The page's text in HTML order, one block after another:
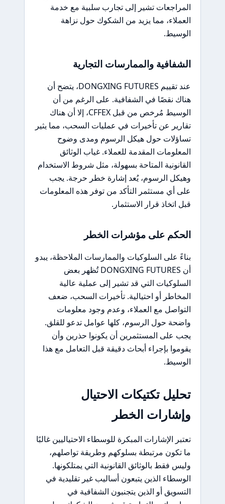
المراجعات تشير إلى تجارب سلبية مع خدمة
العملاء، مما يزيد من الشكوك حول نزاهة
الوسيط.
الشفافية والممارسات التجارية
عند تقييم DONGXING FUTURES، يتضح أن
هناك نقصًا في الشفافية. على الرغم من أن
الوسيط مُرخص من قبل CFFEX، إلا أن هناك
تقارير عن تأخيرات في عمليات السحب، مما يثير
تساؤلات حول هيكل الرسوم ومدى وضوح
المعلومات المقدمة للعملاء. غياب الوثائق
القانونية المتاحة بسهولة، مثل شروط الاستخدام
وهيكل الرسوم، يُعد إشارة خطر حرجة. يجب
على أي مستثمر التأكد من توفر هذه المعلومات
قبل اتخاذ قرار الاستثمار.
الحكم على مؤشرات الخطر
بناءً على السلوكيات والممارسات الملاحظة، يبدو
أن DONGXING FUTURES تُظهر بعض
السلوكيات التي قد تشير إلى عملية عالية
المخاطر أو احتيالية. تأخيرات السحب، ضعف
التواصل مع العملاء، وعدم وجود معلومات
واضحة حول الرسوم، كلها عوامل تدعو للقلق.
يجب على المستثمرين أن يكونوا حذرين وأن
يقوموا بإجراء أبحاث دقيقة قبل التعامل مع هذا
الوسيط.
تحليل تكتيكات الاحتيال
وإشارات الخطر
تعتبر الإشارات المبكرة للوسطاء الاحتياليين غالبًا
ما تكون مرتبطة بسلوكهم وطريقة تواصلهم،
وليس فقط بالوثائق القانونية التي يمتلكونها.
الوسطاء الذين يتبعون أساليب غير تقليدية في
التسويق أو الذين يتجنبون الشفافية في